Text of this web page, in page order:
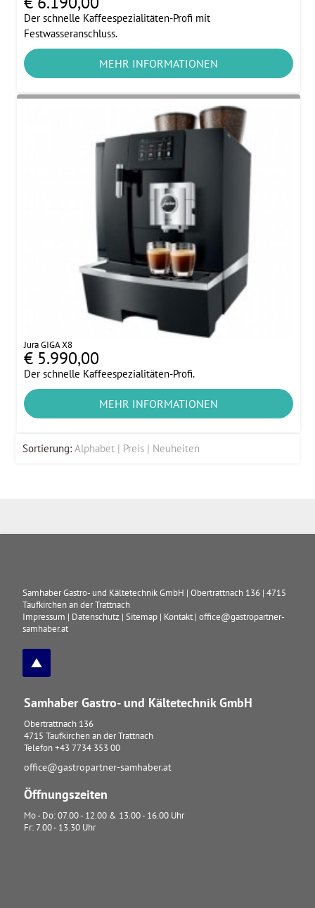
Der schnelle Kaffeespezialitäten-Profi mit
Festwasseranschluss.
MEHR INFORMATIONEN
Jura GIGA X8
€ 5.990,00
Der schnelle Kaffeespezialitäten-Profi.
MEHR INFORMATIONEN
Sortierung: Alphabet Preis Neuheiten
Samhaber Gastro- und Kältetechnik GmbH |Obertrattnach 136 |4715
Taufkirchen an der Trattnach
Impressum | Datenschutz |Sitemap | Kontakt |office@gastropartner-
samhaber.at
Samhaber Gastro- und Kältetechnik GmbH
Obertrattnach 136
4715 Taufkirchen an der Trattnach
Telefon +43 7734 353 00
office@gastropartner-samhaber.at
Öffnungszeiten
Mo - Do: 07.00 - 12.00 & 13.00 - 16.00 Uhr
Fr: 7.00 - 13.30 Uhr